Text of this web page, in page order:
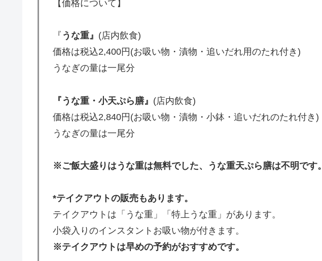
【価格について】
『 うな重』 (店内飲食)
価格は税込2,400円(お吸い物・漬物・追いだれ用のたれ付き)
うなぎの量は一尾分
『うな重・小天ぷら膳』 (店内飲食)
価格は税込2,840円(お吸い物・漬物・小鉢・追いだれのたれ付き)
うなぎの量は一尾分
※ご飯大盛りはうな重は無料でした、うな重天ぷら膳は不明です。
*テイクアウトの販売もあります。
テイクアウトは「うな重」「特上うな重」があります。
小袋入りのインスタントお吸い物が付きます。
※テイクアウトは早めの予約がおすすめです。